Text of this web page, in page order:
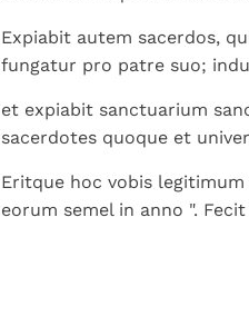
Expiabit autem sacerdos,
fungatur pro patre suo;
et expiabit sanctuarium
sacerdotes quoque et
Eritque hoc vobis
eorum semel in anno ".